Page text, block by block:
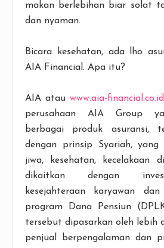
makan berlebihan biar solat
dan nyaman.
Bicara kesehatan, ada lho
AIA Financial. Apa itu?
AIA atau www.aia-financial.co.id
perusahaan AIA Group
berbagai produk asuransi,
dengan prinsip Syariah,
jiwa, kesehatan, kecelakaan
dikaitkan dengan
kesejahteraan karyawan
program Dana Pensiun
tersebut dipasarkan oleh lebih
penjual berpengalaman dan